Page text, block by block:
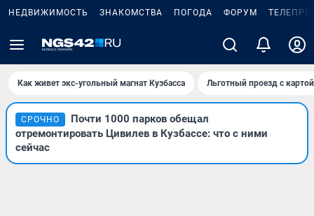
НЕДВИЖИМОСТЬ ЗНАКОМСТВА ПОГОДА ФОРУМ
Как живет экс-угольный магнат Кузбасса Льготный проезд с
СРОЧНО
Почти 1000 парков обещал
отремонтировать Цивилев в Кузбассе: что с ними
сейчас